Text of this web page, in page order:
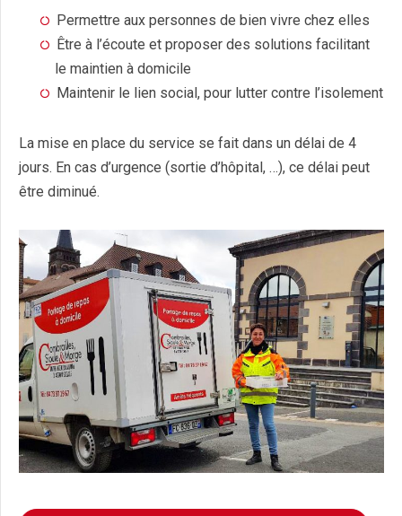
Permettre aux personnes de bien vivre chez elles
Être à l’écoute et proposer des solutions facilitant
le maintien à domicile
Maintenir le lien social, pour lutter contre l’isolement
La mise en place du service se fait dans un délai de 4
jours. En cas d’urgence (sortie d’hôpital, …), ce délai peut
être diminué.